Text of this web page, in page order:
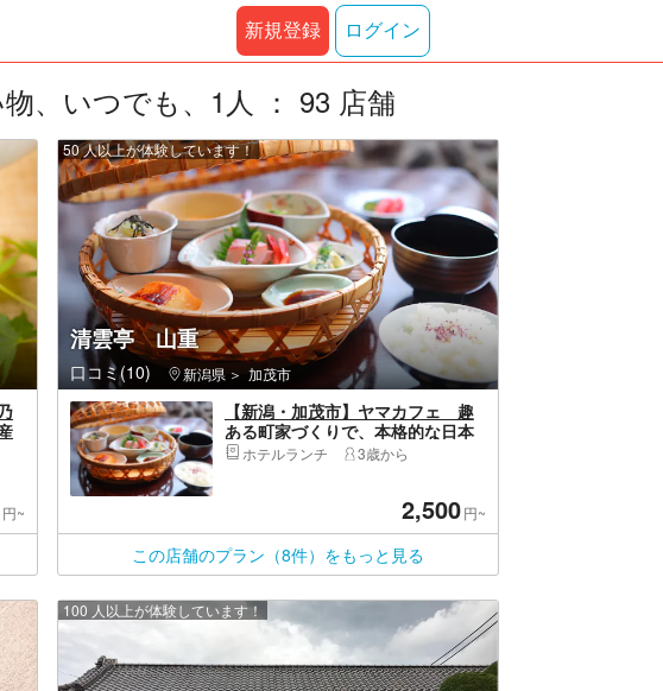
新規登録 ログイン
、いつでも、1人 ： 93 店舗
円~
清雲亭 山重
口コミ(10) 新潟県 加茂市
50 人以上が体験しています！
【新潟・加茂市】ヤマカフェ 趣
ある町家づくりで、本格的な日本
料理を堪能
ホテルランチ 3歳から
2,500円~
この店舗のプラン（8件）をもっと見る
100 人以上が体験しています！